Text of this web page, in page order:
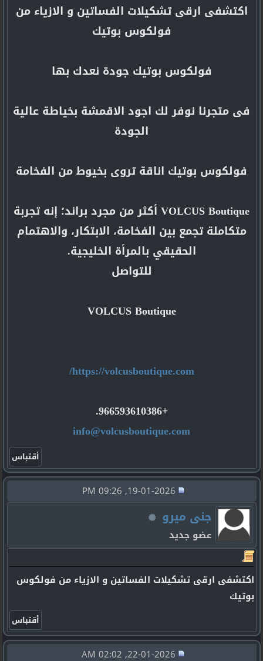
اكتشفى ارقى تشكيلات الفساتين و الازياء من
فولكوس بوتيك
فولكوس بوتيك جودة نعدك بها
فى متجرنا نوفر لك اجود الاقمشة بخياطة عالية
الجودة
فولكوس بوتيك اناقة تروى بخيوط من الفخامة
VOLCUS Boutique أكثر من مجرد براند؛ إنه تجربة
متكاملة تجمع بين الفخامة، الابتكار، والاهتمام
الحقيقي بالمرأة الخليجية.
للتواصل
VOLCUS Boutique
https://volcusboutique.com/
+966593610386.
info@volcusboutique.com
جنى ميرو
عضو جديد
اكتشفى ارقى تشكيلات الفساتين و الازياء من فولكوس
بوتيك